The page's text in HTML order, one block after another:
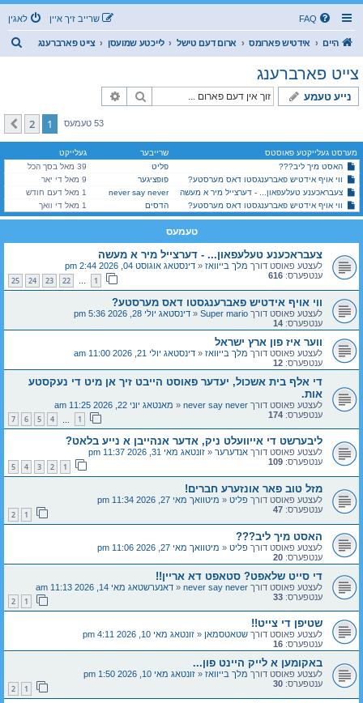
FAQ לאגין שרייב זיך איין
היים אידטיש פארומס ארום דעם טישל לייכטע שמועסן צייט פארברענג
צייט פארברענג
נייע טעמע זוך
53 טעמעס 1
2
קומענדיגע
מערסט געלייקטע פאוסטס שרייבער
געלייקט
האסט מיך ליב???
פליט
39 מאל בסך הכל
ווי אויף אידטיש פאברענגסטו דאס מערסטע?
פופציגער
9 מאל די יאר
צעבראכענע טעלעפאון... - דערצייל מיר א מעשה
never say never
1 מאל דעם חודש
ווי אויף אידטיש פאברענגסטו דאס מערסטע?
הדסים 1 מאל די וואך
טעמעס
צעבראכענע טעלעפאון... - דערצייל מיר א מעשה
לעצטע פאוסט דורך מלך בייוואז « דינסטאג אוגוסט 04, 2026 2:44 pm
ענטפערס: 616
1
…
22
23
24
25
ווי אויף אידטיש פאברענגסטו דאס מערסטע?
לעצטע פאוסט דורך Super mario
« דינסטאג יולי 28, 2026 5:36 pm
ענטפערס: 14
ווער איז פון ארץ ישראל
לעצטע פאוסט דורך מלך בייוואז « דינסטאג יולי 21, 2026 11:00 am
ענטפערס: 12
די אלף בית אשכול, יעדער פאוסט הייבט זיך אן מיט די נעקסטע
אות.
לעצטע פאוסט דורך never say never
« מאנטאג יוני 22, 2026 11:25 am
ענטפערס: 174
1
4
5
6
7
ליבערשט די אייוועלט ניק, אדער אנהייבן א נייע בלאט?
לעצטע פאוסט דורך אנדערער « זונטאג מאי 31, 2026 11:37 pm
ענטפערס: 109
1
2
3
4
5
מזל טוב פאר אונזערע חברים!
לעצטע פאוסט דורך פליט « מיטוואך מאי 27, 2026 11:34 pm
ענטפערס: 47
1
2
האסט מיך ליב???
לעצטע פאוסט דורך פליט « מיטוואך מאי 27, 2026 11:06 pm
ענטפערס: 20
די סייט שלאפט? סטאפט דא אריין!!
לעצטע פאוסט דורך never say never
« דאנערשטאג מאי 14, 2026 11:13 am
ענטפערס: 33
1
2
שטיפן די צייט!!
לעצטע פאוסט דורך שטאטסמאן « זונטאג מאי 10, 2026 4:11 pm
ענטפערס: 16
באקומען א לייק היינט פון...
לעצטע פאוסט דורך מלך בייוואז « זונטאג מאי 10, 2026 1:50 pm
ענטפערס: 30
1
2